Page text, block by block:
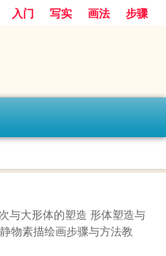
入门 写实 画法
步骤
与大形体的塑造 形体塑造与
物素描绘画步骤与方法教